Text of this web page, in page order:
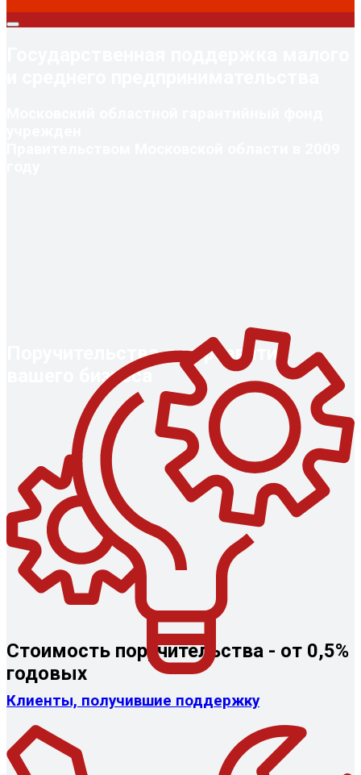
Поручительства для развития
вашего бизнеса
Стоимость поручительства - от 0,5%
годовых
Клиенты, получившие поддержку